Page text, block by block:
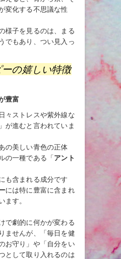
変化する不思議な性
様子を見るのは、まる
でもあり、つい見入っ
の嬉しい特徴
豊富
々ストレスや紫外線な
が進むと言われていま
の美しい青色の正体
の一種である「アント
も含まれる成分です
には特に豊富に含まれ
ます。
で劇的に何かが変わる
ませんが、「毎日を健
お守り」や「自分をい
として取り入れるのは